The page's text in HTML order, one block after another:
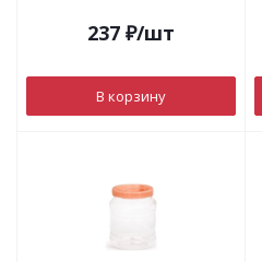
237 ₽/шт
В корзину